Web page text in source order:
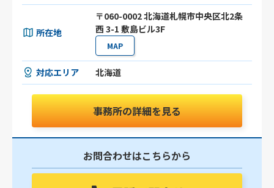
所在地
〒060-0002 北海道札幌市中央区北2条
西 3-1 敷島ビル3F
MAP
対応エリア 北海道
事務所の詳細を見る
お問合わせはこちらから